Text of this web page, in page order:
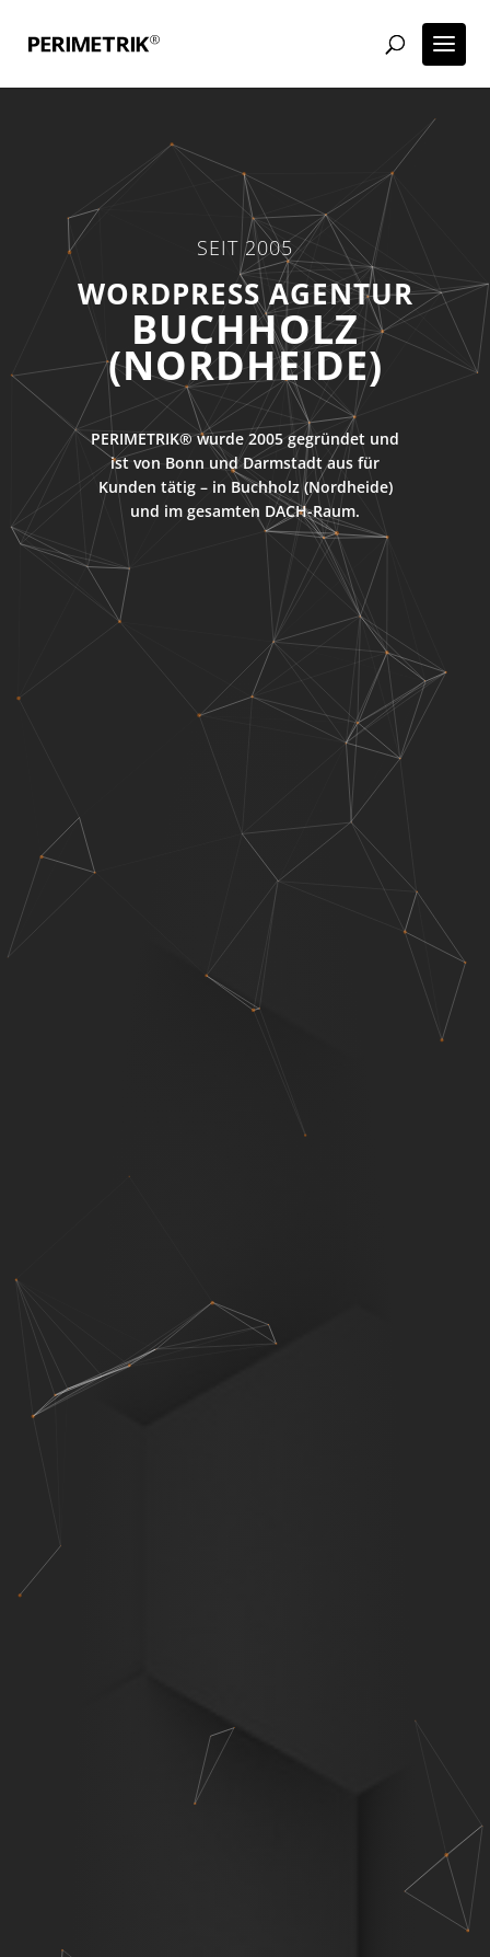
SEIT 2005
WORDPRESS AGENTUR
BUCHHOLZ
(NORDHEIDE)
PERIMETRIK® wurde 2005 gegründet und
ist von Bonn und Darmstadt aus für
Kunden tätig – in Buchholz (Nordheide)
und im gesamten DACH-Raum.